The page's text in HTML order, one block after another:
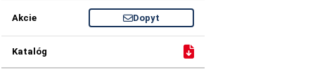
Dopyt